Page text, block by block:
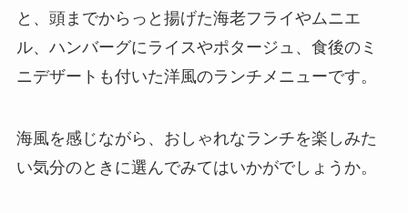
と、頭までからっと揚げた海老フライやムニエ
ル、ハンバーグにライスやポタージュ、食後のミ
ニデザートも付いた洋風のランチメニューです。
海風を感じながら、おしゃれなランチを楽しみた
い気分のときに選んでみてはいかがでしょうか。